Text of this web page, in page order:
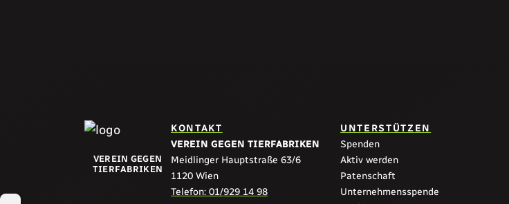
VEREIN GEGEN
TIERFABRIKEN
KONTAKT
VEREIN GEGEN TIERFABRIKEN
Meidlinger Hauptstraße 63/6
1120 Wien
Telefon: 01/929 14 98
UNTERSTÜTZEN
Spenden
Aktiv werden
Patenschaft
Unternehmensspende